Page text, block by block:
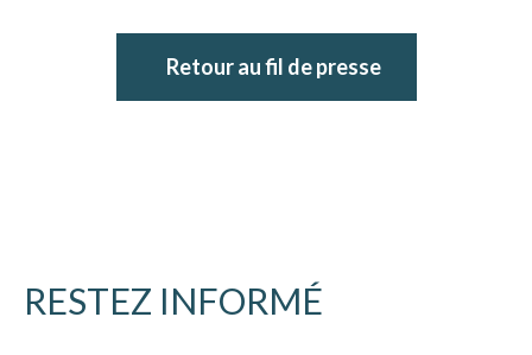
Retour au fil de presse
RESTEZ INFORMÉ